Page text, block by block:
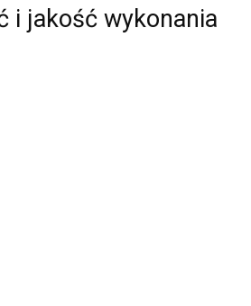
i jakość wykonania